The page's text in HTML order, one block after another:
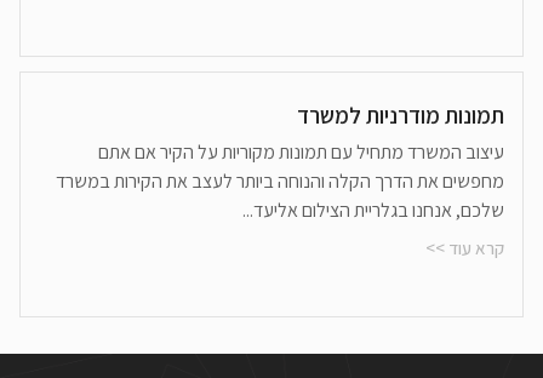
תמונות מודרניות למשרד
עיצוב המשרד מתחיל עם תמונות מקוריות על הקיר אם אתם
מחפשים את הדרך הקלה והנוחה ביותר לעצב את הקירות במשרד
שלכם, אנחנו בגלריית הצילום אליעד...
קרא עוד >>